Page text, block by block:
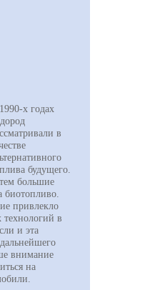
х годах
в
будущего.
большие
биотопливо.
привлекло
технологий в
и эта
внимание
на